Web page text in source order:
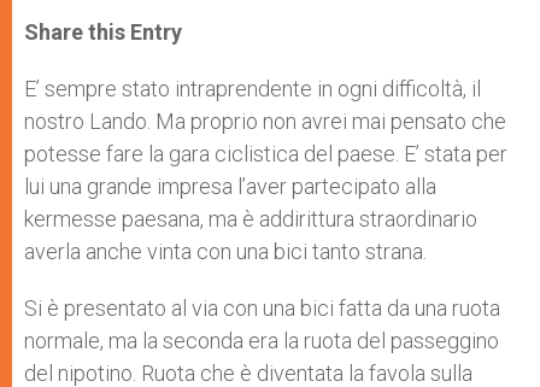
t
s
p
p
s
e
g
e
r
e
b
o
k
r
Share this Entry
E’ sempre stato intraprendente in ogni difficoltà, il
nostro Lando. Ma proprio non avrei mai pensato che
potesse fare la gara ciclistica del paese. E’ stata per
lui una grande impresa l’aver partecipato alla
kermesse paesana, ma è addirittura straordinario
averla anche vinta con una bici tanto strana.
Si è presentato al via con una bici fatta da una ruota
normale, ma la seconda era la ruota del passeggino
del nipotino. Ruota che è diventata la favola sulla